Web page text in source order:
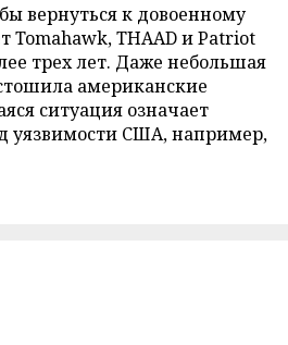
вернуться к довоенному
Tomahawk, THAAD и Patriot
трех лет. Даже небольшая
американские
ситуация означает
уязвимости США, например,